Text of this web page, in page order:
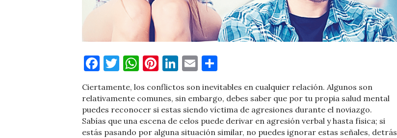
Facebook
Twitter
WhatsApp
Pinterest
LinkedIn
Email
Ciertamente, los conflictos son inevitables en cualquier relación. Algunos son
relativamente comunes, sin embargo, debes saber que por tu propia salud mental
puedes reconocer si estas siendo víctima de agresiones durante el noviazgo.
Sabías que una escena de celos puede derivar en agresión verbal y hasta física; si
estás pasando por alguna situación similar, no puedes ignorar estas señales, detrás